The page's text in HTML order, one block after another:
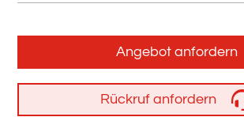
Angebot anfordern
Rückruf anfordern